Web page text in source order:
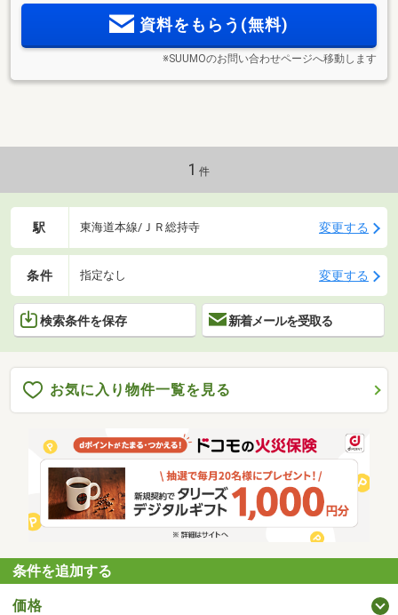
実の子育て環境と生活利便施設も身近
資料をもらう(無料)
※SUUMOのお問い合わせページへ移動します
1 件
駅 東海道本線/ＪＲ総持寺 変更する
条件 指定なし 変更する
検索条件を保存 新着メールを受取る
お気に入り物件一覧を見る
条件を追加する
価格